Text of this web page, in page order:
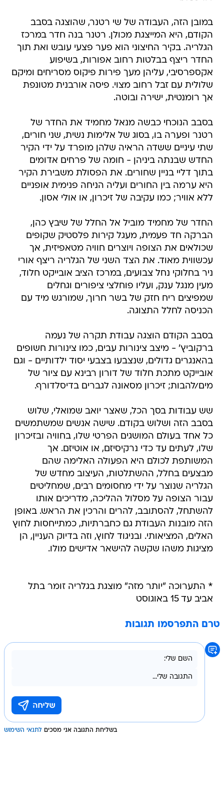
במובן הזה, העבודה של שי רטנר, שהוצגה בסבב
הקודם, היא המייצגת מכולן. רטנר בנה חדר במרכז
הגלריה. בקיר החיצוני הוא פער פצעי עובש ואת תוך
החדר ריצף בבלטות רחוב אפורות, בשיפוע
אקספרסיבי, עליהן מעך פירות פיקוס מסריחים ומיקם
שלולית עם זבל רחוב מצוי. פיסה אורבנית מטונפת
אך רומנטית, ישירה ובוטה.
בסבב הנוכחי כבשה מנאל מחמיד את החדר של
רטנר ופערה בו, בסוג של אלימות נשית, שני חורים,
שתי עיניים ששדה הראיה שלהן מופרד על ידי הקיר
החדש שבנתה ביניהן - חומה של פרחים אדומים
בתוך דליי בניין שחורים. את הפסולת משבירת הקיר
היא ערמה בין החורים ועליה הניחה פנימית אופניים
ללא אוויר; כמו עקיבה של זיכרון, או אולי אסון.
החדר של מחמיד מוביל אל החלל של שיבץ כהן,
הברקה חד פעמית, מעגל קירות פלסטיק שקופים
שכולאים את הצופה ויוצרים חוויה מטאפיזית, אך
עכשווית מאוד. את הצד השני של הגלריה ריצף אורי
ניר בחלוקי נחל צבועים, במרכז הציב אובייקט חלוד,
מעין מנגל ענק, ועליו פוחלצי ציפורים וגחלים
שמפיצים ריח חזק של בשר חרוך, שמורגש מיד עם
הכניסה לחלל התצוגה.
בסבב הקודם הוצגה עבודת תקרה של נעמה
ברקוביץ' - מיצב צינורות עבים, כמו צינורות חשופים
בהאנגרים גדולים, שנצבעו בצבעי יסוד ילדותיים - וגם
אובייקט מתכת חלוד של דורון רבינא עם ציור של
מים/להבות; זיכרון מסאונה לגברים בדיסלדורף.
שש עבודות בסך הכל, שאצר יואב שמואלי, שלוש
בסבב הזה ושלוש בקודם. שישה אנשים שמשתמשים
כל אחד בעולם המושגים הפרטי שלו, בחוויה ובזיכרון
שלו, לעתים עד כדי נרקיסיזם, או אוטיזם. אך
המשותפת לכולם היא הפעולה האלימה שהם
מבצעים בחלל, ההשתלטות, העיצוב מחדש של
הגלריה שנוצר על ידי מחסומים רבים, שמחליטים
עבור הצופה על מסלול ההליכה, מדריכים אותו
להשתחל, להסתובב, להרים והרכין את הראש. באופן
הזה מובנות העבודת גם כחברתיות, כמתייחסות לחוץ
האלים, המציאותי. ובניגוד לחוץ, וזה בדיוק העניין, הן
מציגות משהו שקשה להישאר אדישים מולו.
* התערוכה "יותר מזה" מוצגת בגלריה זומר בתל
אביב עד 15 באוגוסט
טרם התפרסמו תגובות
בשליחת התגובה אני מסכים לתנאי השימוש